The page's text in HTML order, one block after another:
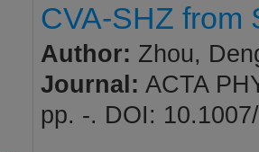
CVA-SHZ from
Author: Zhou,
Journal: ACTA
pp. -. DOI: